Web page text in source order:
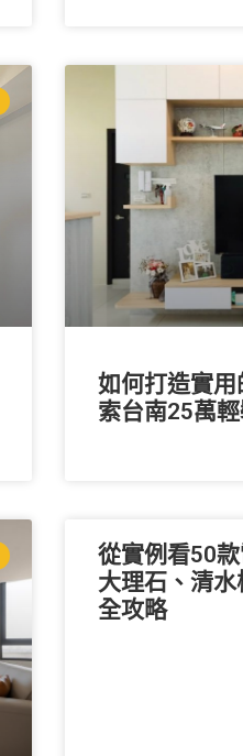
如何打造實
索台南25萬
從實例看50
大理石、清
全攻略